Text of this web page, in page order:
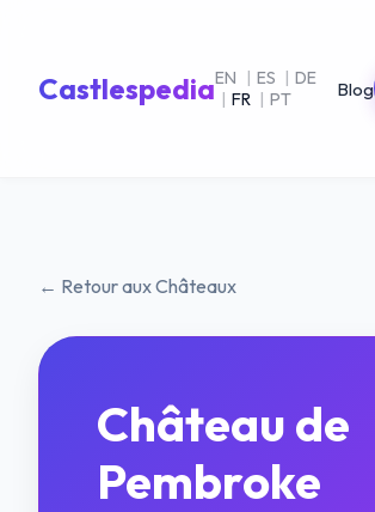
CastlespediaEN | ES | DE
| FR | PT Blog
← Retour aux Châteaux
Château de
Pembroke